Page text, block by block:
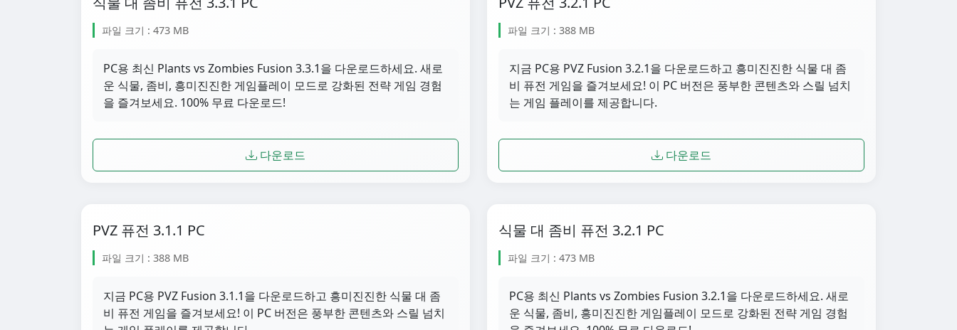
파일 크기 : 473 MB
PC용 최신 Plants vs Zombies Fusion 3.3.1을 다운로드하세요. 새로
운 식물, 좀비, 흥미진진한 게임플레이 모드로 강화된 전략 게임 경험
을 즐겨보세요. 100% 무료 다운로드!
다운로드
파일 크기 : 388 MB
지금 PC용 PVZ Fusion 3.2.1을 다운로드하고 흥미진진한 식물 대 좀
비 퓨전 게임을 즐겨보세요! 이 PC 버전은 풍부한 콘텐츠와 스릴 넘치
는 게임 플레이를 제공합니다.
다운로드
PVZ 퓨전 3.1.1 PC
파일 크기 : 388 MB
지금 PC용 PVZ Fusion 3.1.1을 다운로드하고 흥미진진한 식물 대 좀
비 퓨전 게임을 즐겨보세요! 이 PC 버전은 풍부한 콘텐츠와 스릴 넘치
식물 대 좀비 퓨전 3.2.1 PC
파일 크기 : 473 MB
PC용 최신 Plants vs Zombies Fusion 3.2.1을 다운로드하세요. 새로
운 식물, 좀비, 흥미진진한 게임플레이 모드로 강화된 전략 게임 경험